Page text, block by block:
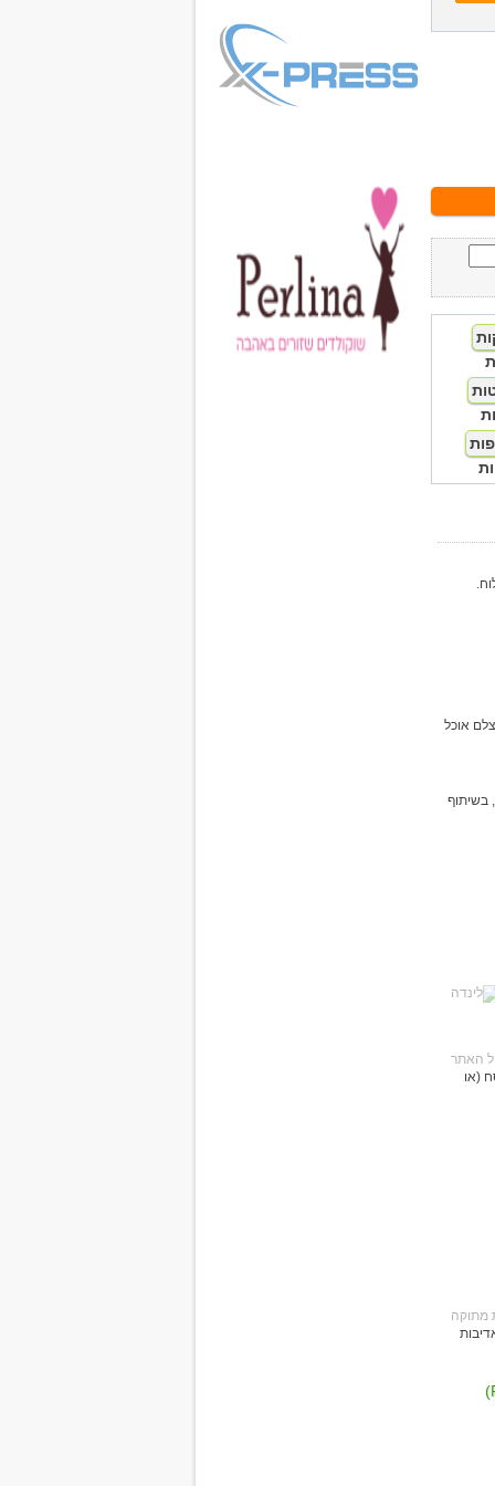
אוכל
בשיתוף
(או